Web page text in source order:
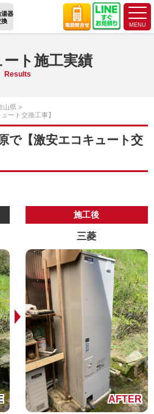
湯器
換
ト施工実績
Results
山県
ート交換工事】
で【激安エコキュート交
施工後
三菱